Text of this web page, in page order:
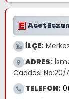
Acet
İLÇE: Merkez
ADRES:
Caddesi No:20/
TELEFON: